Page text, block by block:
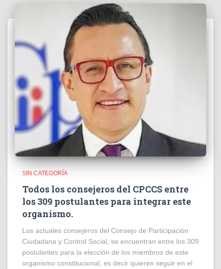
SIN CATEGORÍA
Todos los consejeros del CPCCS entre
los 309 postulantes para integrar este
organismo.
Los actuales consejeros del Consejo de Participación
Ciudadana y Control Social, se encuentran entre los 309
postulantes para la elección de los miembros de este
organismo constitucional, es decir quieren seguir en el